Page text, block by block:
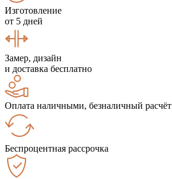
Изготовление
от 5 дней
Замер, дизайн
и доставка бесплатно
Оплата наличными, безналичный расчёт
Беспроцентная рассрочка